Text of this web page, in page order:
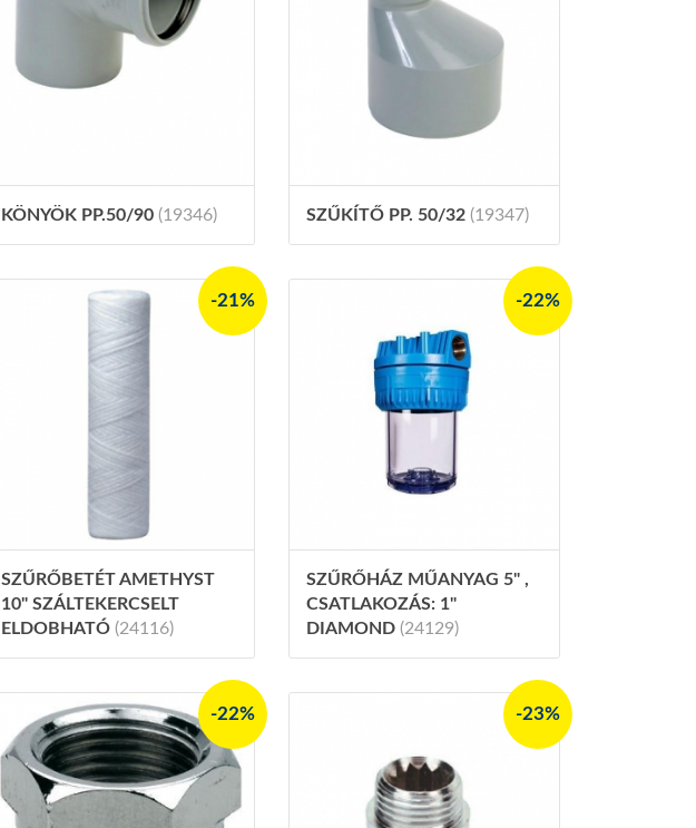
KÖNYÖK PP.50/90 (19346) SZŰKÍTŐ PP. 50/32 (19347)
-21%
SZŰRŐBETÉT AMETHYST
10" SZÁLTEKERCSELT
ELDOBHATÓ (24116)
-22%
SZŰRŐHÁZ MŰANYAG 5" ,
CSATLAKOZÁS: 1"
DIAMOND (24129)
-22% -23%